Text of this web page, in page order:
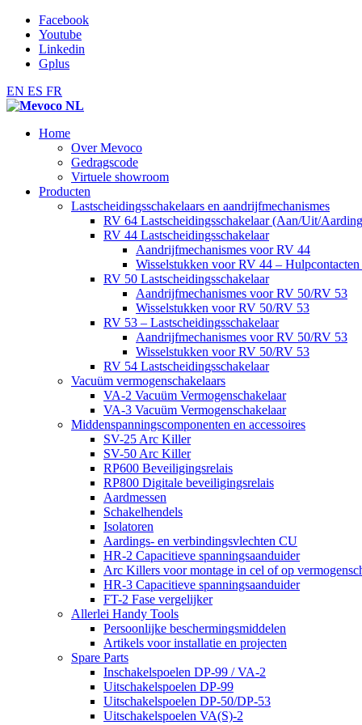
Facebook
Youtube
Linkedin
Gplus
EN ES FR
Home
Over Mevoco
Gedragscode
Virtuele showroom
Producten
Lastscheidingsschakelaars en aandrijfmechanismes
RV 64 Lastscheidingsschakelaar (Aan/Uit/
RV 44 Lastscheidingsschakelaar
Aandrijfmechanismes voor RV 44
Wisselstukken voor RV 44 –
RV 50 Lastscheidingsschakelaar
Aandrijfmechanismes voor RV 50/RV 53
Wisselstukken voor RV 50/RV 53
RV 53 – Lastscheidingsschakelaar
Aandrijfmechanismes voor RV 50/RV 53
Wisselstukken voor RV 50/RV 53
RV 54 Lastscheidingsschakelaar
Vacuüm vermogenschakelaars
VA-2 Vacuüm Vermogenschakelaar
VA-3 Vacuüm Vermogenschakelaar
Middenspanningscomponenten en accessoires
SV-25 Arc Killer
SV-50 Arc Killer
RP600 Beveiligingsrelais
RP800 Digitale beveiligingsrelais
Aardmessen
Schakelhendels
Isolatoren
Aardings- en verbindingsvlechten CU
HR-2 Capacitieve spanningsaanduider
Arc Killers voor montage in cel of op
HR-3 Capacitieve spanningsaanduider
FT-2 Fase vergelijker
Allerlei Handy Tools
Persoonlijke beschermingsmiddelen
Artikels voor installatie en projecten
Spare Parts
Inschakelspoelen DP-99 / VA-2
Uitschakelspoelen DP-99
Uitschakelspoelen DP-50/DP-53
Uitschakelspoelen VA(S)-2